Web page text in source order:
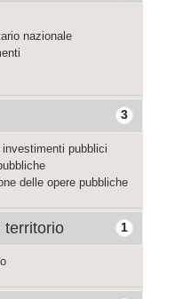
nazionale
3
pubblici
delle opere pubbliche
1
territorio